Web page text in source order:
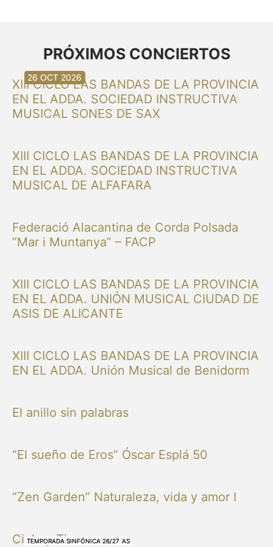
PRÓXIMOS CONCIERTOS
XIII CICLO LAS BANDAS DE LA PROVINCIA
EN EL ADDA. SOCIEDAD INSTRUCTIVA
MUSICAL SONES DE SAX
30 AGO 2026
NUESTRAS BANDAS Y ORQUESTAS
XIII CICLO LAS BANDAS DE LA PROVINCIA
EN EL ADDA. SOCIEDAD INSTRUCTIVA
MUSICAL DE ALFAFARA
30 AGO 2026
NUESTRAS BANDAS Y ORQUESTAS
Federació Alacantina de Corda Polsada
“Mar i Muntanya” – FACP
13 SEP 2026
OTRAS MÚSICAS
XIII CICLO LAS BANDAS DE LA PROVINCIA
EN EL ADDA. UNIÓN MUSICAL CIUDAD DE
ASIS DE ALICANTE
20 SEP 2026
NUESTRAS BANDAS Y ORQUESTAS
XIII CICLO LAS BANDAS DE LA PROVINCIA
EN EL ADDA. Unión Musical de Benidorm
20 SEP 2026
NUESTRAS BANDAS Y ORQUESTAS
El anillo sin palabras
26 SEP 2026
TEMPORADA SINFÓNICA 26/27
“El sueño de Eros” Óscar Esplá 50
03 OCT 2026
TEMPORADA SINFÓNICA 26/27
“Zen Garden” Naturaleza, vida y amor I
16 OCT 2026
TEMPORADA SINFÓNICA 26/27
Cielo y Tierra
26 OCT 2026
TEMPORADA SINFÓNICA 26/27